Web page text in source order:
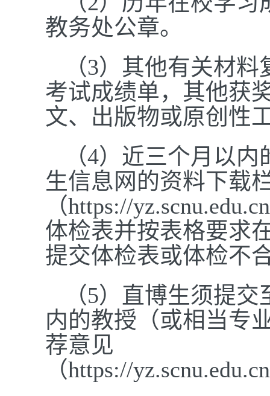
教务处公章。
（3）其他有关材
考试成绩单，其他获
文、出版物或原创性
（4）近三个月以
生信息网的资料下载
（https://
体检表并按表格要求
提交体检表或体检不
（5）直博生须提
内的教授（或相当专
荐意见
（https://